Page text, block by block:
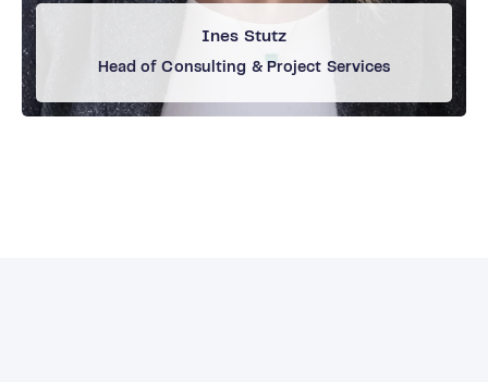
Ines Stutz
Head of Consulting & Project Services